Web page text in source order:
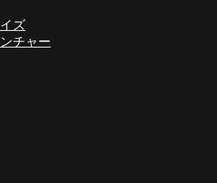
ズ
チャー